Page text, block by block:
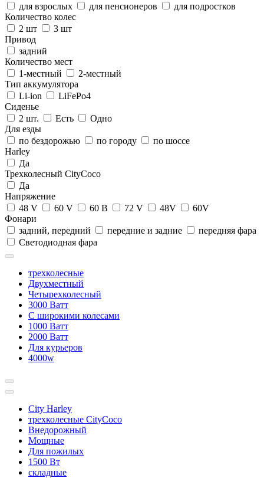
для взрослых
для пенсионеров
для подростков
Количество колес
2 шт
3 шт
Привод
задний
Количество мест
1-местный
2-местный
Тип аккумулятора
Li-ion
LiFePo4
Сиденье
2 шт.
Есть
Одно
Для езды
по бездорожью
по городу
по шоссе
Harley
Да
Трехколесный CityCoco
Да
Напряжение
48 V
60 V 60 В 72 V 48V
60V
Фонари
задний, передний
передние и задние
передняя фара
Светодиодная фара
трехколесные
Двухместный
Четырехколесный
3000 Ватт
С широкими колесами
1000 Ватт
2000 Ватт
Для курьеров
4000w
City Harley
трехколесные CityCoco
Внедорожный
Мощные
Для пожилых
1500 Вт
складные